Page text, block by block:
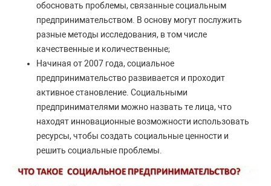
обосновать проблемы, связанные социальным
предпринимательством. В основу могут послужить
разные методы исследования, в том числе
качественные и количественные;
Начиная от 2007 года, социальное
предпринимательство развивается и проходит
активное становление. Социальными
предпринимателями можно назвать те лица, что
находят инновационные возможности использовать
ресурсы, чтобы создать социальные ценности и
решить социальные проблемы.